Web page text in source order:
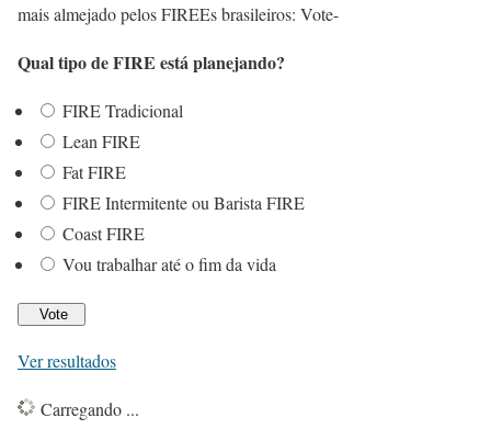
mais almejado pelos FIREEs brasileiros: Vote-
Qual tipo de FIRE está planejando?
FIRE Tradicional
Lean FIRE
Fat FIRE
FIRE Intermitente ou Barista FIRE
Coast FIRE
Vou trabalhar até o fim da vida
Ver resultados
Carregando ...